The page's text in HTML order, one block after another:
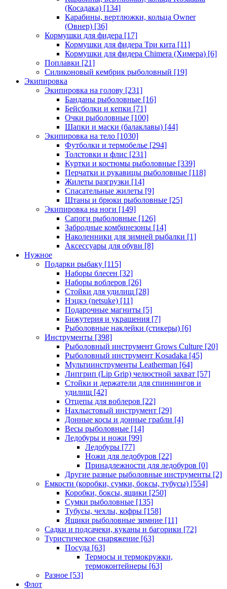
(Косадака) [134]
Карабины, вертлюжки, кольца Owner
(Овнер) [36]
Кормушки для фидера [17]
Кормушки для фидера Три кита [11]
Кормушки для фидера Chimera (Химера) [6]
Поплавки [21]
Силиконовый кембрик рыболовный [19]
Экипировка
Экипировка на голову [231]
Банданы рыболовные [16]
Бейсболки и кепки [71]
Очки рыболовные [100]
Шапки и маски (балаклавы) [44]
Экипировка на тело [1030]
Футболки и термобелье [294]
Толстовки и флис [231]
Куртки и костюмы рыболовные [339]
Перчатки и рукавицы рыболовные [118]
Жилеты разгрузки [14]
Спасательные жилеты [9]
Штаны и брюки рыболовные [25]
Экипировка на ноги [149]
Сапоги рыболовные [126]
Забродные комбинезоны [14]
Наколенники для зимней рыбалки [1]
Аксессуары для обуви [8]
Нужное
Подарки рыбаку [115]
Наборы блесен [32]
Наборы воблеров [26]
Стойки для удилищ [28]
Нэцкэ (netsuke) [11]
Подарочные магниты [5]
Бижутерия и украшения [7]
Рыболовные наклейки (стикеры) [6]
Инструменты [398]
Рыболовный инструмент Grows Culture [20]
Рыболовный инструмент Kosadaka [45]
Мультиинструменты Leatherman [64]
Липгрип (Lip Grip) челюстной захват [57]
Стойки и держатели для спиннингов и
удилищ [42]
Отцепы для воблеров [22]
Нахлыстовый инструмент [29]
Донные косы и донные грабли [4]
Весы рыболовные [14]
Ледобуры и ножи [99]
Ледобуры [77]
Ножи для ледобуров [22]
Принадлежности для ледобуров [0]
Другие разные рыболовные инструменты [2]
Емкости (коробки, сумки, боксы, тубусы) [554]
Коробки, боксы, ящики [250]
Сумки рыболовные [135]
Тубусы, чехлы, кофры [158]
Ящики рыболовные зимние [11]
Садки и подсачеки, куканы и багорики [72]
Туристическое снаряжение [63]
Посуда [63]
Термосы и термокружки,
термоконтейнеры [63]
Разное [53]
Флот